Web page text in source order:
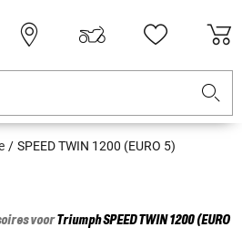
SPEED TWIN 1200 (EURO 5)
voorTriumphSPEED TWIN 1200 (EURO